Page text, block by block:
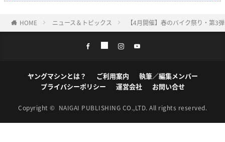
HOME ニュース＆トピックス 【4月開催】春のバイク祭り・第3
ヤングマシンとは？ ご利用案内
執筆／編集メンバー
プライバシーポリシー
運営会社 お問い合せ
Copyright © NAIGAI PUBLISHING CO.,LTD. All rights reserved.